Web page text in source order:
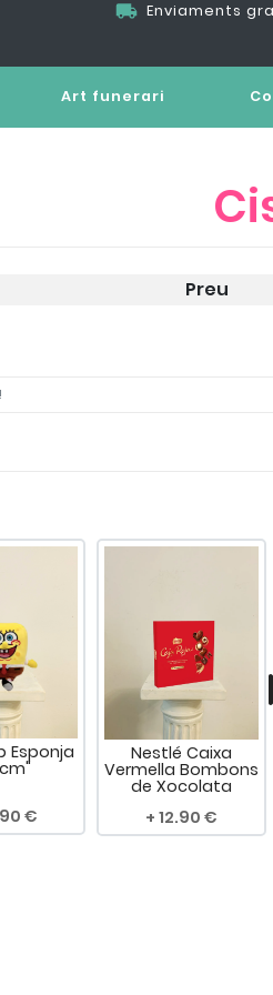
Enviaments
Art funerari
Preu
Esponja Nestlé Caixa
Vermella Bombons
de Xocolata
12.90